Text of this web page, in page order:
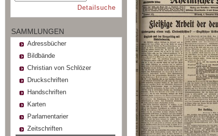
Detailsuche
SAMMLUNGEN
Adressbücher
Bildbände
Christian von Schlözer
Druckschriften
Handschriften
Karten
Parlamentarier
Zeitschriften